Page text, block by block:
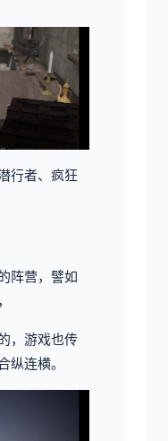
行者、疯狂
阵营，譬如
，游戏也传
纵连横。